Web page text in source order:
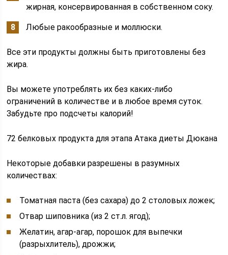
жирная, консервированная в собственном соку.
Любые ракообразные и моллюски.
Все эти продукты должны быть приготовлены без
жира.
Вы можете употреблять их без каких-либо
ограничений в количестве и в любое время суток.
Забудьте про подсчеты калорий!
72 белковых продукта для этапа Атака диеты Дюкана
Некоторые добавки разрешены в разумных
количествах:
Томатная паста (без сахара) до 2 столовых ложек;
Отвар шиповника (из 2 ст.л. ягод);
Желатин, агар-агар, порошок для выпечки
(разрыхлитель), дрожжи;